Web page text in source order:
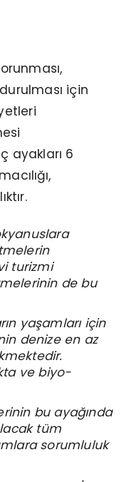
için
ayakları 6
turizmi
de bu
yaşamları için
denize en az
ve biyo-
bu ayağında
tüm
sorumluluk